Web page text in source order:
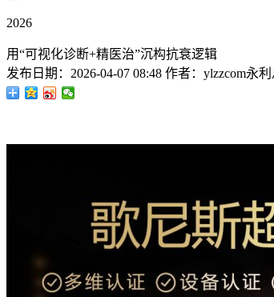
2026
用“可视化诊断+精医治”沉构抗衰逻辑
发布日期： 2026-04-07 08:48 作者： ylzzcom永